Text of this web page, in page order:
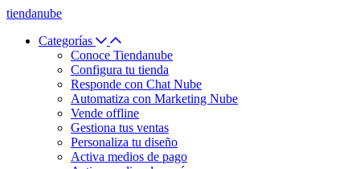
tiendanube
Categorías
Conoce Tiendanube
Configura tu tienda
Responde con Chat Nube
Automatiza con Marketing Nube
Vende offline
Gestiona tus ventas
Personaliza tu diseño
Activa medios de pago